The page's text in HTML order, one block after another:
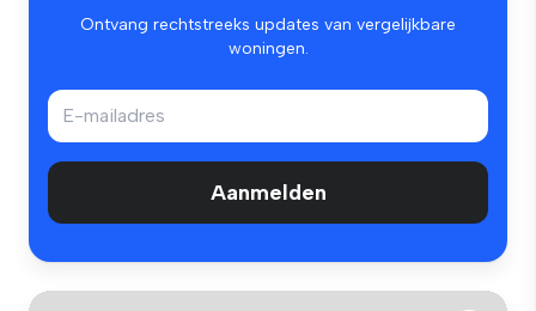
Ontvang rechtstreeks updates van vergelijkbare
woningen.
Aanmelden